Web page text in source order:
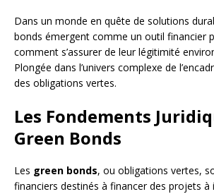
Dans un monde en quête de solutions
bonds émergent comme un outil financier
comment s’assurer de leur légitimité
Plongée dans l’univers complexe de
des obligations vertes.
Les Fondements
Green Bonds
Les green bonds, ou obligations vertes,
financiers destinés à financer des projets à